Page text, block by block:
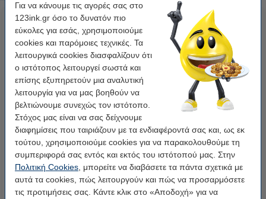
Για να κάνουμε τις αγορές σας στο
123ink.gr όσο το δυνατόν πιο
εύκολες για εσάς, χρησιμοποιούμε
cookies και παρόμοιες τεχνικές. Τα
λειτουργικά cookies διασφαλίζουν ότι
ο ιστότοπος λειτουργεί σωστά και
επίσης εξυπηρετούν μια αναλυτική
λειτουργία για να μας βοηθούν να
βελτιώνουμε συνεχώς τον ιστότοπο.
Στόχος μας είναι να σας δείχνουμε
διαφημίσεις που ταιριάζουν με τα ενδιαφέροντά σας και, ως εκ
τούτου, χρησιμοποιούμε cookies για να παρακολουθούμε τη
συμπεριφορά σας εντός και εκτός του ιστότοπού μας. Στην
Πολιτική Cookies , μπορείτε να διαβάσετε τα πάντα σχετικά με
αυτά τα cookies, πώς λειτουργούν και πώς να προσαρμόσετε
τις προτιμήσεις σας. Κάντε κλικ στο «Αποδοχή» για να
Η έκδοση 123ink αντικαθιστά το
Αυτοκόλλητο Θερμικό Χαρτί
Ρολό Brother DK-22210 30,48m
x 29mm
6,50 € Συμπ. 24% ΦΠΑ
123ink Φάκελοι Λίστας σε
122 mm - αυτοκόλλητο A6 (100
τεμάχια)
4,95 € Συμπ. 24% ΦΠΑ